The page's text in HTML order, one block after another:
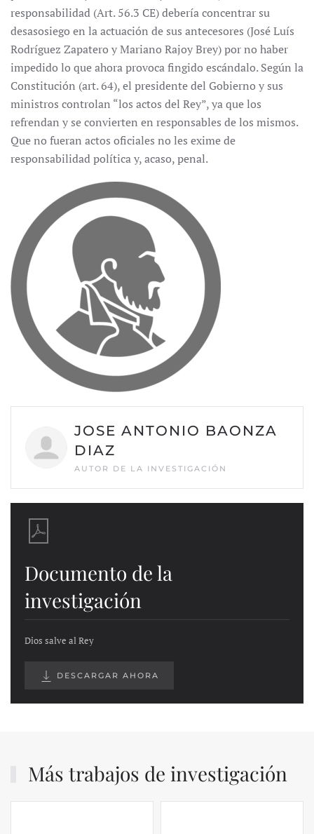
responsabilidad (Art. 56.3 CE) debería concentrar su
desasosiego en la actuación de sus antecesores (José Luís
Rodríguez Zapatero y Mariano Rajoy Brey) por no haber
impedido lo que ahora provoca fingido escándalo. Según la
Constitución (art. 64), el presidente del Gobierno y sus
ministros controlan “los actos del Rey”, ya que los
refrendan y se convierten en responsables de los mismos.
Que no fueran actos oficiales no les exime de
responsabilidad política y, acaso, penal.
JOSE ANTONIO BAONZA
DIAZ
AUTOR DE LA INVESTIGACIÓN
Documento de la
investigación
Dios salve al Rey
DESCARGAR AHORA
Más trabajos de investigación